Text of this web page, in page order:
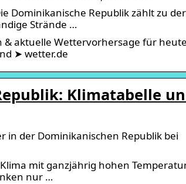
Dominikanische Republik zählt zu der
Strände …
& aktuelle Wettervorhersage für
➤ wetter.de
Klimatabelle
in der Dominikanischen Republik bei
mit ganzjährig hohen
nur …